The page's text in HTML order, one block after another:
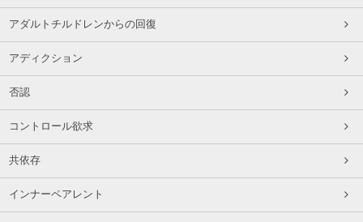
アダルトチルドレンからの回復
アディクション
否認
コントロール欲求
共依存
インナーペアレント